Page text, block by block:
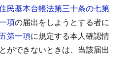
民基本台帳法第三十条の七第
項の届出をしようとする者に
第一項に規定する本人確認情
ができないときは、当該届出